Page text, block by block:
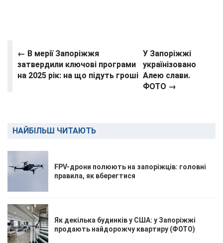
← В мерії Запоріжжя
затвердили ключові програми
на 2025 рік: на що підуть гроші
У Запоріжжі
українізовано
Алею слави.
ФОТО →
НАЙБІЛЬШ ЧИТАЮТЬ
FPV-дрони полюють на запоріжців: головні
правила, як вберегтися
Як декілька будинків у США: у Запоріжжі
продають найдорожчу квартиру (ФОТО)